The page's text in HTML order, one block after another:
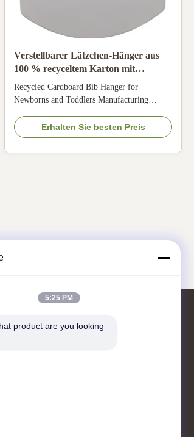
Verstellbarer Lätzchen-Hänger aus
100 % recyceltem Karton mit
individuellem Logo für Neugeborene
und Kleinkinder
Recycled Cardboard Bib Hanger for
Newborns and Toddlers Manufacturing
producing 100% recycled high-density DDS
cardboard with hardness comparable to MDF.
We offer custom solutions for various paper
Erhalten Sie besten Preis
Sie mit uns in Verbindung
5:25 PM
product are you looking